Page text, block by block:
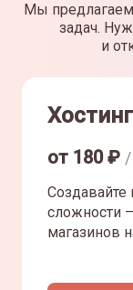
Мы
задач.
и
от 180₽
сложности
магазинов